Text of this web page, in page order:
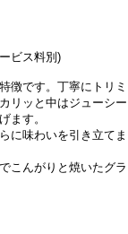
ビス料別)
徴です。丁寧にトリミ
リッと中はジューシー
ます。
に味わいを引き立てま
こんがりと焼いたグラ